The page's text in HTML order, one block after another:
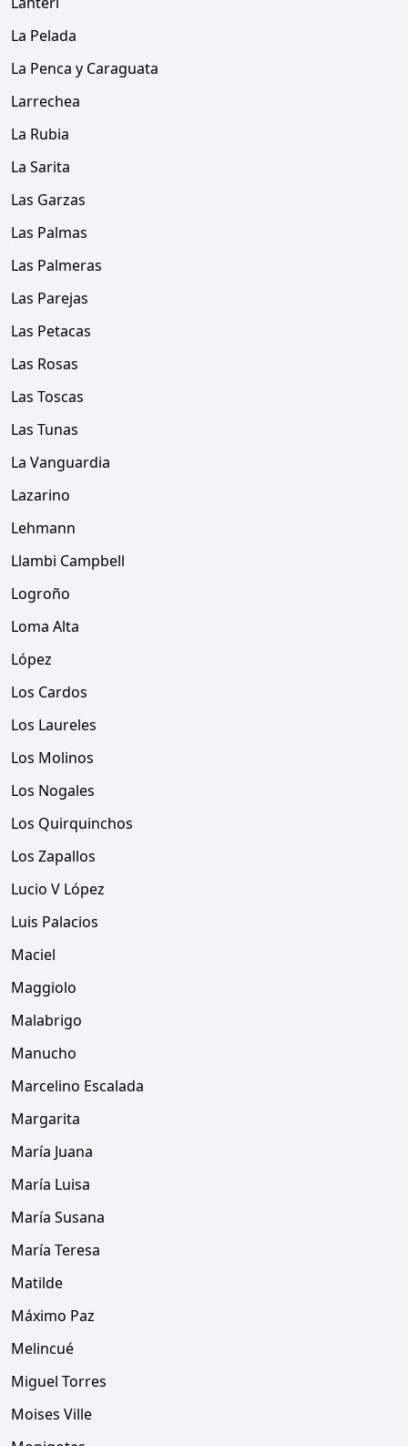
La Pelada
La Penca y Caraguata
Larrechea
La Rubia
La Sarita
Las Garzas
Las Palmas
Las Palmeras
Las Parejas
Las Petacas
Las Rosas
Las Toscas
Las Tunas
La Vanguardia
Lazarino
Lehmann
Llambi Campbell
Logroño
Loma Alta
López
Los Cardos
Los Laureles
Los Molinos
Los Nogales
Los Quirquinchos
Los Zapallos
Lucio V López
Luis Palacios
Maciel
Maggiolo
Malabrigo
Manucho
Marcelino Escalada
Margarita
María Juana
María Luisa
María Susana
María Teresa
Matilde
Máximo Paz
Melincué
Miguel Torres
Moises Ville